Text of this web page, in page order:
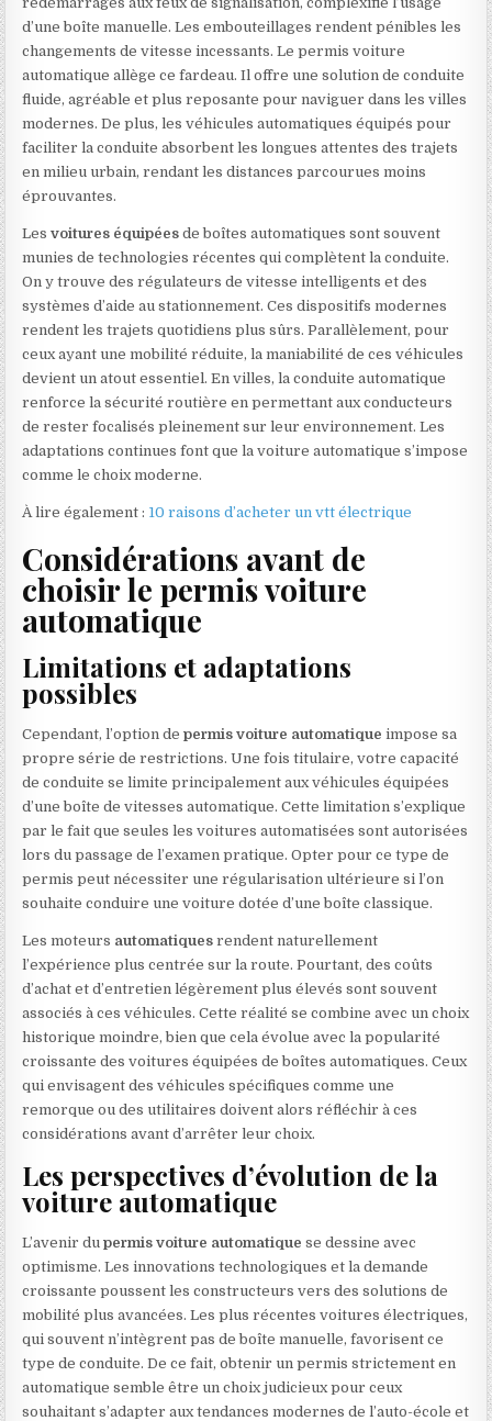
d’une boîte manuelle. Les embouteillages rendent pénibles les
changements de vitesse incessants. Le permis voiture
automatique allège ce fardeau. Il offre une solution de conduite
fluide, agréable et plus reposante pour naviguer dans les villes
modernes. De plus, les véhicules automatiques équipés pour
faciliter la conduite absorbent les longues attentes des trajets
en milieu urbain, rendant les distances parcourues moins
éprouvantes.
Lesvoitures équipées de boîtes automatiques sont souvent
munies de technologies récentes qui complètent la conduite.
On y trouve des régulateurs de vitesse intelligents et des
systèmes d’aide au stationnement. Ces dispositifs modernes
rendent les trajets quotidiens plus sûrs. Parallèlement, pour
ceux ayant une mobilité réduite, la maniabilité de ces véhicules
devient un atout essentiel. En villes, la conduite automatique
renforce la sécurité routière en permettant aux conducteurs
de rester focalisés pleinement sur leur environnement. Les
adaptations continues font que la voiture automatique s’impose
comme le choix moderne.
À lire également : 10 raisons d’acheter un vtt électrique
Considérations avant de
choisir le permis voiture
automatique
Limitations et adaptations
possibles
Cependant, l’option depermis voiture automatique impose sa
propre série de restrictions. Une fois titulaire, votre capacité
de conduite se limite principalement aux véhicules équipées
d’une boîte de vitesses automatique. Cette limitation s’explique
par le fait que seules les voitures automatisées sont autorisées
lors du passage de l’examen pratique. Opter pour ce type de
permis peut nécessiter une régularisation ultérieure si l’on
souhaite conduire une voiture dotée d’une boîte classique.
Les moteurs automatiques rendent naturellement
l’expérience plus centrée sur la route. Pourtant, des coûts
d’achat et d’entretien légèrement plus élevés sont souvent
associés à ces véhicules. Cette réalité se combine avec un choix
historique moindre, bien que cela évolue avec la popularité
croissante des voitures équipées de boîtes automatiques. Ceux
qui envisagent des véhicules spécifiques comme une
remorque ou des utilitaires doivent alors réfléchir à ces
considérations avant d’arrêter leur choix.
Les perspectives d’évolution de la
voiture automatique
L’avenir dupermis voiture automatique se dessine avec
optimisme. Les innovations technologiques et la demande
croissante poussent les constructeurs vers des solutions de
mobilité plus avancées. Les plus récentes voitures électriques,
qui souvent n’intègrent pas de boîte manuelle, favorisent ce
type de conduite. De ce fait, obtenir un permis strictement en
automatique semble être un choix judicieux pour ceux
souhaitant s’adapter aux tendances modernes de l’auto-école et